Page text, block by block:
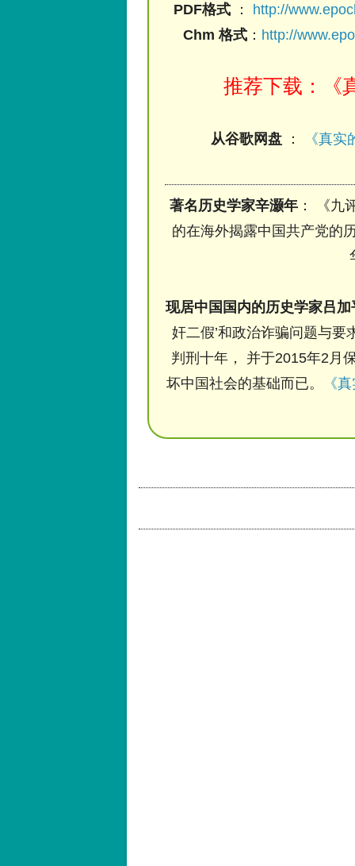
PDF格式 ： http://
Chm 格式 ： http://
推荐下载：《
从谷歌网盘 ： 《真
著名历史学家辛灏年： 《九
的在海外揭露中国共产党的
现居中国国内的历史学家吕加
奸二假’和政治诈骗问题与
判刑十年， 并于2015年2月
坏中国社会的基础而已。
《